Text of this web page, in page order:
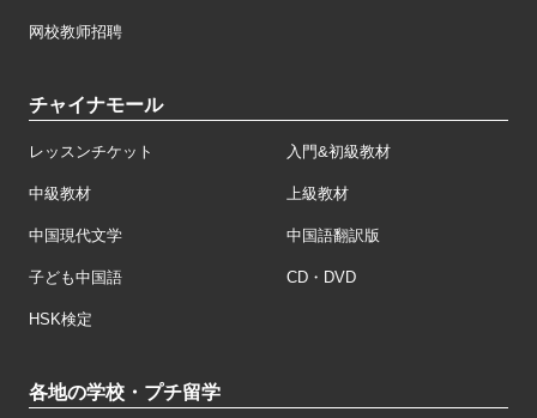
网校教师招聘
チャイナモール
レッスンチケット 入門&初級教材
中級教材 上級教材
中国現代文学 中国語翻訳版
子ども中国語 CD・DVD
HSK検定
各地の学校・プチ留学